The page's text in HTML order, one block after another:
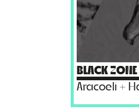
BLACK
Aracoeli +